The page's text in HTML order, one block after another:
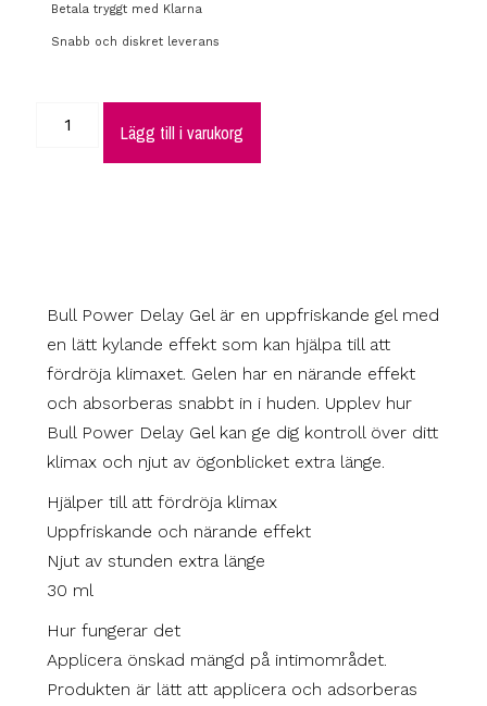
Betala tryggt med Klarna
Snabb och diskret leverans
Lägg till i varukorg
Bull Power Delay Gel är en uppfriskande gel med
en lätt kylande effekt som kan hjälpa till att
fördröja klimaxet. Gelen har en närande effekt
och absorberas snabbt in i huden. Upplev hur
Bull Power Delay Gel kan ge dig kontroll över ditt
klimax och njut av ögonblicket extra länge.
Hjälper till att fördröja klimax
Uppfriskande och närande effekt
Njut av stunden extra länge
30 ml
Hur fungerar det
Applicera önskad mängd på intimområdet.
Produkten är lätt att applicera och adsorberas